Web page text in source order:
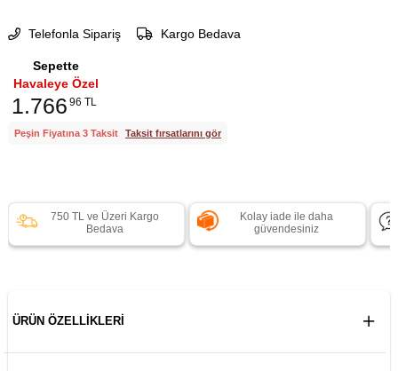
Telefonla Sipariş Kargo Bedava
Sepette
Havaleye Özel
1.766 96 TL
Peşin Fiyatına 3 Taksit Taksit fırsatlarını gör
750 TL ve Üzeri Kargo
Bedava
Kolay iade ile daha
güvendesiniz
ÜRÜN ÖZELLIKLERI